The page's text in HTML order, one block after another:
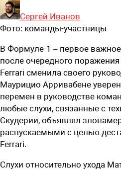
Сергей Иванов
Фото: команды-участницы
В Формуле-1 – первое
после очередного
Ferrari сменила своего
Маурицио Арривабене
перемен в руководстве
любые слухи, связанные с
Скудерии, объявлял
распускаемыми с целью
Ferrari.
Слухи относительно ухода